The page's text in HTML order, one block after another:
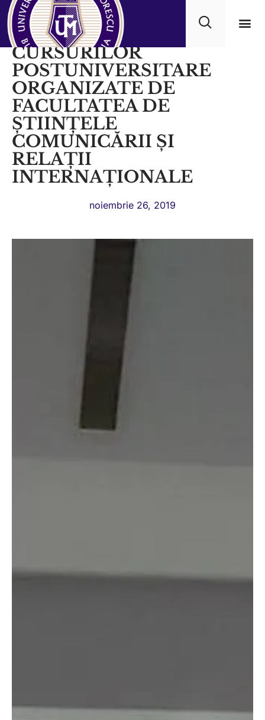
DESCHIDEREA
CURSURILOR
POSTUNIVERSITARE
ORGANIZATE DE
FACULTATEA DE
ȘTIINȚELE
COMUNICĂRII ȘI
RELAȚII
INTERNAȚIONALE
noiembrie 26, 2019